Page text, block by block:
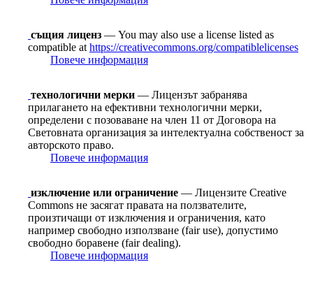
същия лиценз — You may also use a license listed as
compatible at https://creativecommons.org/compatiblelicenses
Повече информация
технологични мерки — Лицензът забранява
прилагането на ефективни технологични мерки,
определени с позоваване на член 11 от Договорa на
Световната организация за интелектуална собственост за
авторското право.
Повече информация
изключение или ограничение — Лицензите Creative
Commons не засягат правата на ползвателите,
произтичащи от изключения и ограничения, като
например свободно използване (fair use), допустимо
свободно боравене (fair dealing).
Повече информация